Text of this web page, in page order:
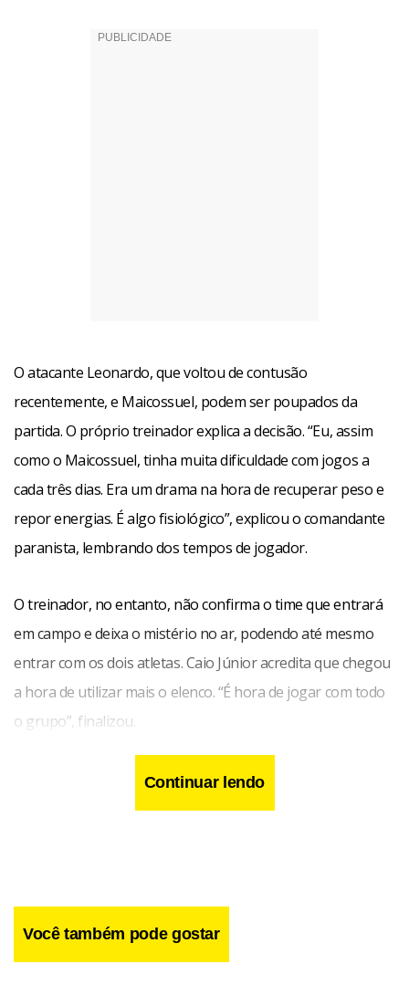
O atacante Leonardo, que voltou de contusão
recentemente, e Maicossuel, podem ser poupados da
partida. O próprio treinador explica a decisão. “Eu, assim
como o Maicossuel, tinha muita dificuldade com jogos a
cada três dias. Era um drama na hora de recuperar peso e
repor energias. É algo fisiológico”, explicou o comandante
paranista, lembrando dos tempos de jogador.
O treinador, no entanto, não confirma o time que entrará
em campo e deixa o mistério no ar, podendo até mesmo
entrar com os dois atletas. Caio Júnior acredita que chegou
a hora de utilizar mais o elenco. “É hora de jogar com todo
o grupo”, finalizou.
Continuar lendo
Você também pode gostar